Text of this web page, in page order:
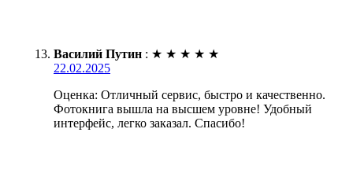
Василий Путин : ★ ★ ★ ★ ★
22.02.2025
Оценка: Отличный сервис, быстро и качественно.
Фотокнига вышла на высшем уровне! Удобный
интерфейс, легко заказал. Спасибо!